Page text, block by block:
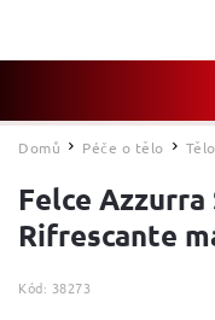
Domů / Péče o tělo /
Felce
Rifrescante
Kód: 38273